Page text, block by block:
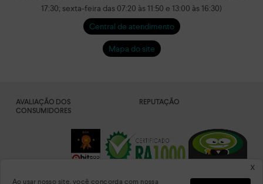
x
Ao usar nosso site, você concorda com nossa
17:30; sexta-feira das 07:20 às 11:50 e 13:00 às 16:30)
Central de atendimento
Mapa do site
AVALIAÇÃO DOS
CONSUMIDORES
REPUTAÇÃO